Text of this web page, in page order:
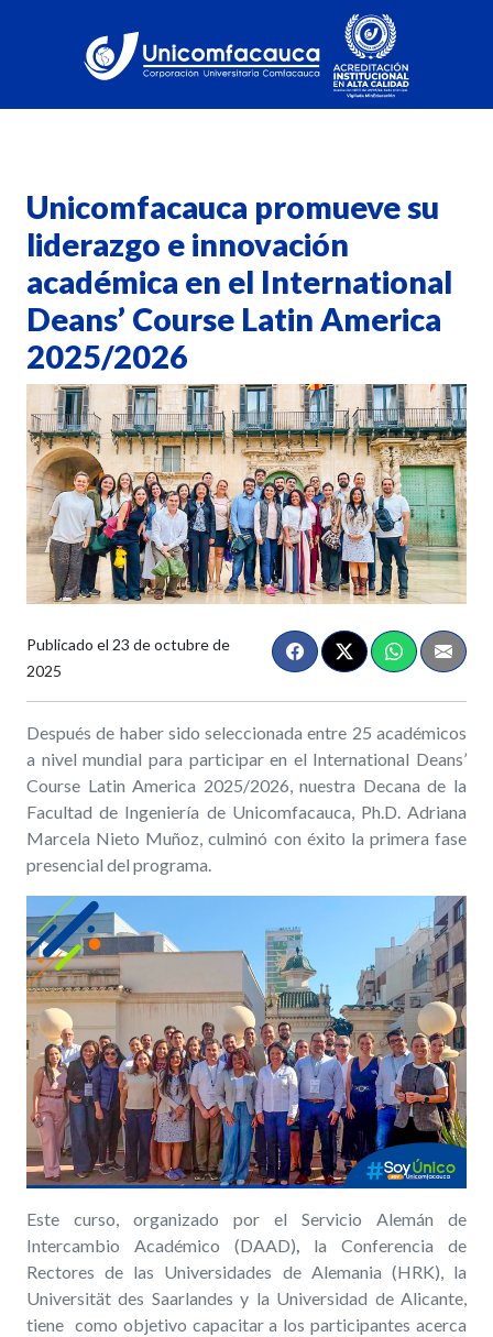
Unicomfacauca promueve su
liderazgo e innovación
académica en el International
Deans’ Course Latin America
2025/2026
Publicado el 23 de octubre de
2025
Después de haber sido seleccionada entre 25 académicos
a nivel mundial para participar en el International Deans’
Course Latin America 2025/2026, nuestra Decana de la
Facultad de Ingeniería de Unicomfacauca, Ph.D. Adriana
Marcela Nieto Muñoz, culminó con éxito la primera fase
presencial del programa.
Este curso, organizado por el Servicio Alemán de
Intercambio Académico (DAAD), la Conferencia de
Rectores de las Universidades de Alemania (HRK), la
Universität des Saarlandes y la Universidad de Alicante,
tiene como objetivo capacitar a los participantes acerca